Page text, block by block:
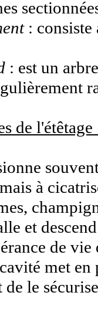
: consiste
: est un
de l'étêtage
à
et
de
met
le